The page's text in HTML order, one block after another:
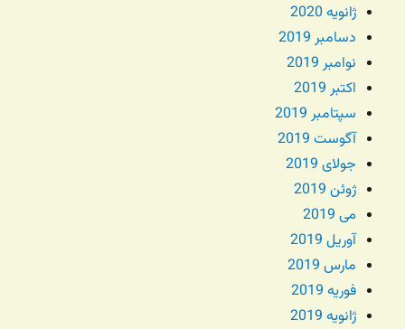
ژانویه 2020
دسامبر 2019
نوامبر 2019
اکتبر 2019
سپتامبر 2019
آگوست 2019
جولای 2019
ژوئن 2019
می 2019
آوریل 2019
مارس 2019
فوریه 2019
ژانویه 2019